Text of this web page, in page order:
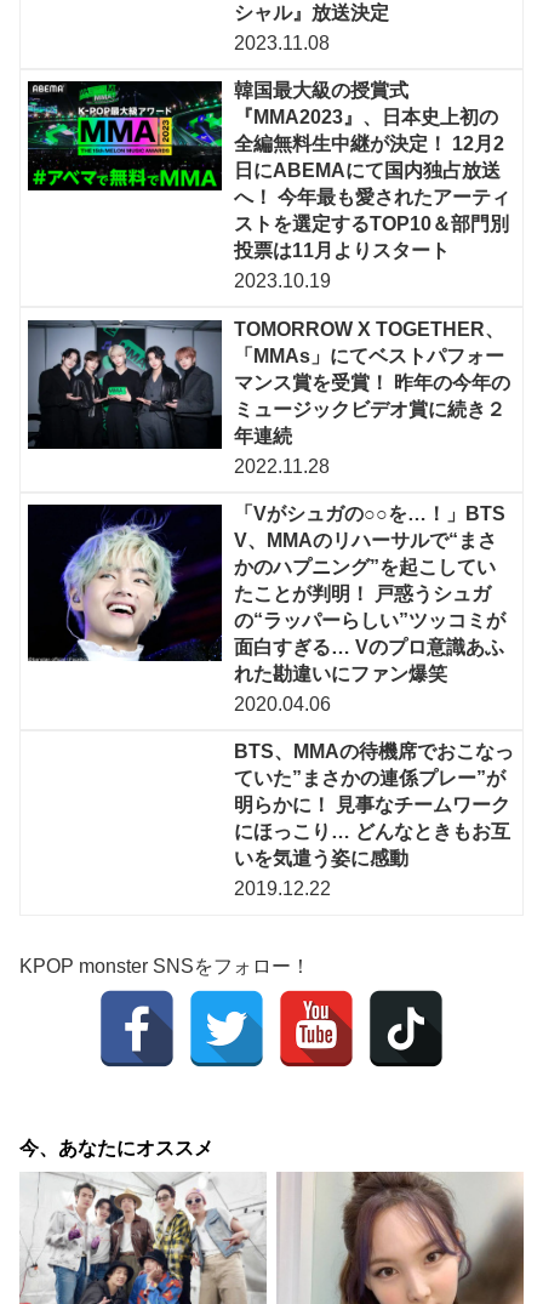
シャル』放送決定
2023.11.08
韓国最大級の授賞式
『MMA2023』、日本史上初の
全編無料生中継が決定！ 12月2
日にABEMAにて国内独占放送
へ！ 今年最も愛されたアーティ
ストを選定するTOP10＆部門別
投票は11月よりスタート
2023.10.19
TOMORROW X TOGETHER、
「MMAs」にてベストパフォー
マンス賞を受賞！ 昨年の今年の
ミュージックビデオ賞に続き２
年連続
2022.11.28
「Vがシュガの○○を…！」BTS
V、MMAのリハーサルで“まさ
かのハプニング”を起こしてい
たことが判明！ 戸惑うシュガ
の“ラッパーらしい”ツッコミが
面白すぎる… Vのプロ意識あふ
れた勘違いにファン爆笑
2020.04.06
BTS、MMAの待機席でおこなっ
ていた”まさかの連係プレー”が
明らかに！ 見事なチームワーク
にほっこり… どんなときもお互
いを気遣う姿に感動
2019.12.22
KPOP monster SNSをフォロー！
今、あなたにオススメ